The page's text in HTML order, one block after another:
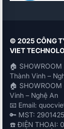
© 2025 CÔNG
VIET
🏠
Thành Vinh –
🏠
Vinh – Nghệ An
📧 Email:
🔑 MST:
☎️ ĐIỆN THOẠI: